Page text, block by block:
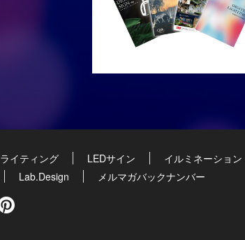
ライティング LEDサイン イルミネーション
Lab.Design メルマガバックナンバー